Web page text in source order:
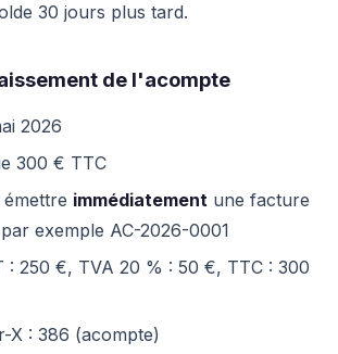
30 jours plus tard.
de l'acompte
2026
300 € TTC
immédiatement une facture
exemple AC-2026-0001
: 250 €, TVA 20 % : 50 €, TTC : 300
X : 386 (acompte)